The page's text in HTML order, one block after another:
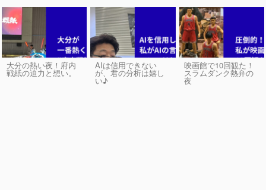
大分の熱い夜！府内
戦紙の迫力と想い。
AIは信用できない
が、君の分析は嬉し
い♪
映画館で10回観た！
スラムダンク熱弁の
夜